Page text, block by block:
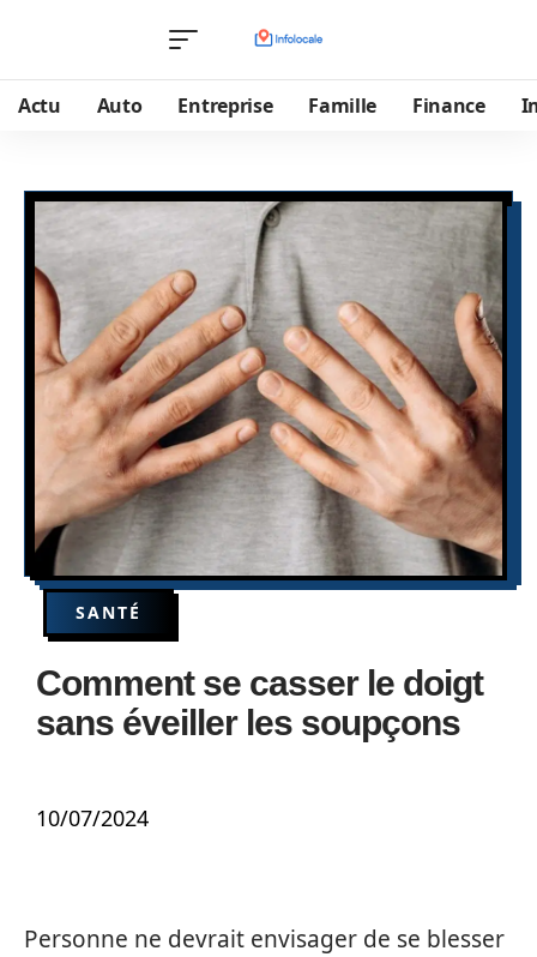
Actu Auto Entreprise Famille Finance
SANTÉ
Comment se casser le doigt
sans éveiller les soupçons
10/07/2024
Personne ne devrait envisager de se blesser